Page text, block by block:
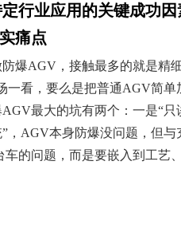
行业应用的关键成功
痛点
爆AGV，接触最多的就是精
一看，要么是把普通AGV简
最大的坑有两个：一是“
，AGV本身防爆没问题，但
的问题，而是要嵌入到工艺